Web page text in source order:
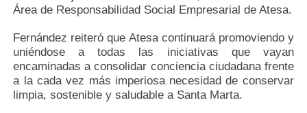
Área de Responsabilidad Social Empresarial de Atesa.
Fernández reiteró que Atesa continuará promoviendo y
uniéndose a todas las iniciativas que vayan
encaminadas a consolidar conciencia ciudadana frente
a la cada vez más imperiosa necesidad de conservar
limpia, sostenible y saludable a Santa Marta.